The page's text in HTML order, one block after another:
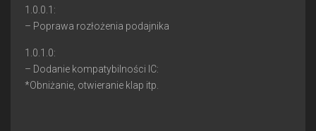
1.0.0.1:
– Poprawa rozłożenia podajnika
1.0.1.0:
– Dodanie kompatybilności IC:
*Obniżanie, otwieranie klap itp.